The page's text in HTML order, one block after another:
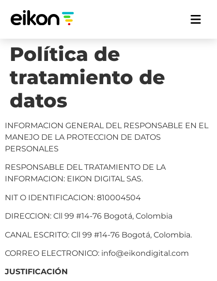
Política de
tratamiento de
datos
INFORMACION GENERAL DEL RESPONSABLE EN EL
MANEJO DE LA PROTECCION DE DATOS
PERSONALES
RESPONSABLE DEL TRATAMIENTO DE LA
INFORMACION: EIKON DIGITAL SAS.
NIT O IDENTIFICACION: 810004504
DIRECCION: Cll 99 #14-76 Bogotá, Colombia
CANAL ESCRITO: Cll 99 #14-76 Bogotá, Colombia.
CORREO ELECTRONICO: info@eikondigital.com
JUSTIFICACIÓN